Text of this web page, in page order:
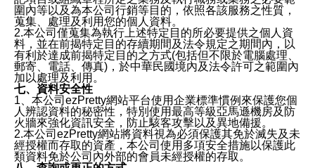
圍內等以及為本公司行銷等目的，依照各該服務之性質，
蒐集、處理及利用您的個人資料。
2.本公司僅蒐集為執行上述特定目的所必要提供之個人資
料，並在前揭特定目的存續期間及法令規定之期間內，以
有利於達成前揭特定目的之方式(包括但不限於電腦處理、
郵寄、電話、傳真)，於中華民國境內及法令許可之範圍內
加以處理及利用。
七、資料安全性
1、本公司ezPretty網站平台使用企業標準慣例來保護您個
人辨認資料的秘密性，特別使用最高等級亞馬遜機房及防
火牆來強化資訊安全，防止駭客攻擊以及異地備援。
2.本公司ezPretty網站將資料視為必須保護其免於滅失及未
經授權而存取的資產，本公司使用多項安全措施以保護此
類資料免於公司內外部的會員未經授權的存取。